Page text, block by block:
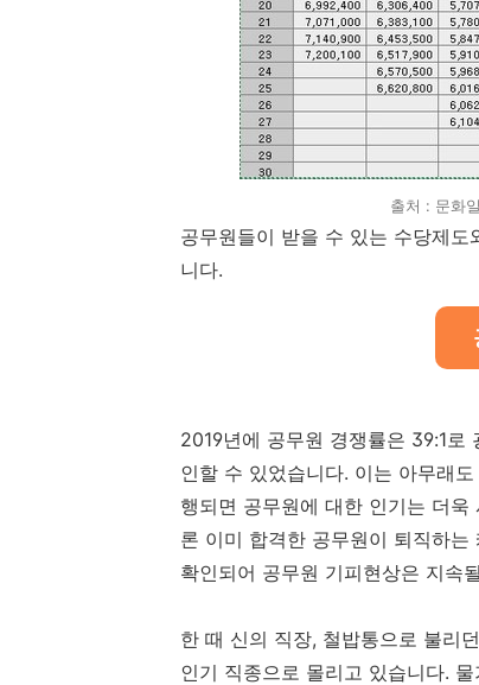
출처 : 문화
공무원들이 받을 수 있는 수당제
니다.
2019년에 공무원 경쟁률은 39:1
인할 수 있었습니다. 이는 아무래
행되면 공무원에 대한 인기는 더
론 이미 합격한 공무원이 퇴직하
확인되어 공무원 기피현상은 지속
한 때 신의 직장, 철밥통으로 불리
인기 직종으로 몰리고 있습니다.